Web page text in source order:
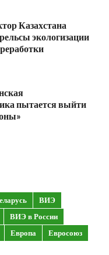
Казахстана
экологизации
пытается выйти
ВИЭ
ВИЭ в России
Европа
Евросоюз